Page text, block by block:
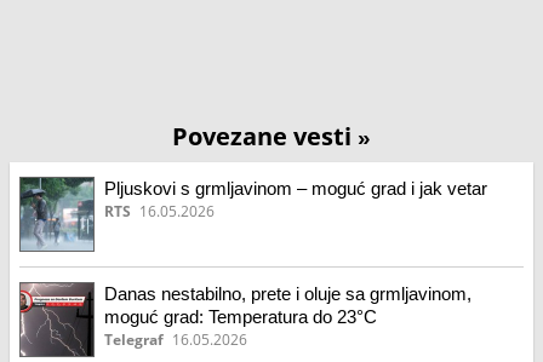
Povezane vesti »
Pljuskovi s grmljavinom – moguć grad i jak vetar
RTS 16.05.2026
Danas nestabilno, prete i oluje sa grmljavinom,
moguć grad: Temperatura do 23°C
Telegraf 16.05.2026